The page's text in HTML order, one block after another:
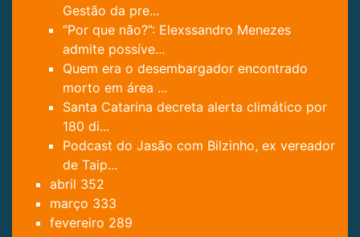
Gestão da pre...
“Por que não?”: Elexssandro Menezes
admite possíve...
Quem era o desembargador encontrado
morto em área ...
Santa Catarina decreta alerta climático por
180 di...
Podcast do Jasão com Bilzinho, ex vereador
de Taip...
abril 352
março 333
fevereiro 289